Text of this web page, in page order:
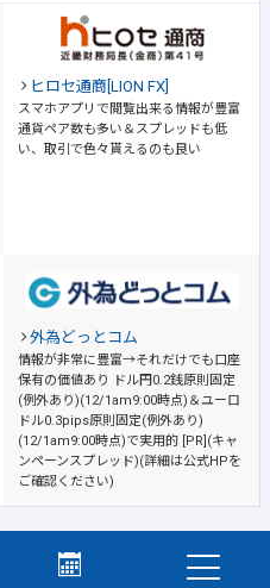
ヒロセ通商[LION FX]
スマホアプリで閲覧出来る情報が豊富
通貨ペア数も多い＆スプレッドも低
い、取引で色々貰えるのも良い
外為どっとコム
情報が非常に豊富→それだけでも口座
保有の価値あり
ドル円0.2銭原則固定
(例外あり)(12/1am9:00時点)＆ユーロ
ドル0.3pips原則固定(例外あり)
(12/1am9:00時点)で実用的 [PR](キャ
ンペーンスプレッド)(詳細は公式HPを
ご確認ください)